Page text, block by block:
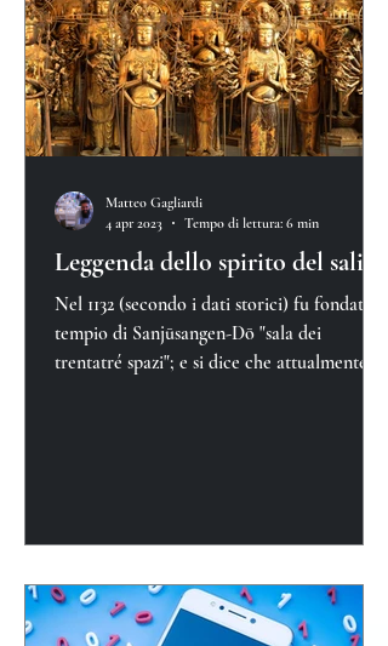
Leggenda dello spirito del salice
Nel 1132 (secondo i dati storici) fu fondato il
tempio di Sanjūsangen-Dō "sala dei
trentatré spazi"; e si dice che attualmente
Matteo Gagliardi
4 apr 2023
Tempo di lettura: 6 min